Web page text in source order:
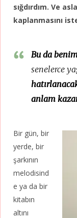
sığdırdım. Ve
kaplanmasını
Bu da
senelerce
anlam
Bir gün, bir
yerde, bir
şarkının
melodisind
e ya da bir
kitabın
altını